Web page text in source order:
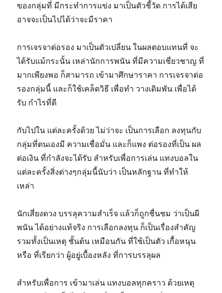
ของกลุ่มที่ มีกระทำการแข่ง มาเป็นตัวชี้วัด การได้เสีย
อาจจะเป็นไปได้ว่าจะมีราคา
การเจรจาต่อรอง มาเป็นตัวเปลี่ยน ในผลตอบแทนที่ จะ
ได้รับแม้กระนั้น เหล่านักการพนัน ที่มีความเชี่ยวชาญ ที่
มากเพียงพอ ก็สามารถ เข้ามาศึกษาราคา การเจรจาต่อ
รองกลุ่มนี้ และก็ใช้เคล็ดวิธี เพื่อทำ วางเดิมพัน เพื่อได้
รับ กำไรที่ดี
กับไปใน แต่ละครั้งด้วย ไม่ว่าจะ เป็นการเลือก ลงทุนกับ
กลุ่มที่ตนเองมี ความเชื่อมั่น และก็แพง ต่อรองที่เป็น ผล
ต่อเงิน ที่กำลังจะได้รับ สำหรับเพื่อการเล่น แทงบอลใน
แต่ละครั้งสิ่งต่างๆกลุ่มนี้นับว่า เป็นหลักฐาน ที่ทำให้
เหล่า
นักเสี่ยงดวง บรรลุความสำเร็จ แล้วก็ถูกชื่นชม ว่าเป็นผี
พนัน ได้อย่างแท้จริง การเลือกลงทุน ก็เป็นเรื่องสำคัญ
รวมทั้งเป็นเหตุ ชั้นต้น เหมือนกัน ที่ใช้เป็นตัว เกื้อหนุน
หรือ ที่เรียกว่า ผู้อยู่เบื้องหลัง ที่การบรรลุผล
สำหรับเพื่อการ เข้ามาเล่น แทงบอลทุกคราว ด้วยเหตุ